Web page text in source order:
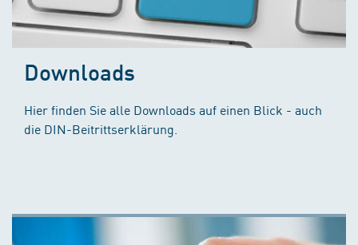
Downloads
Hier finden Sie alle Downloads auf einen Blick - auch
die DIN-Beitrittserklärung.